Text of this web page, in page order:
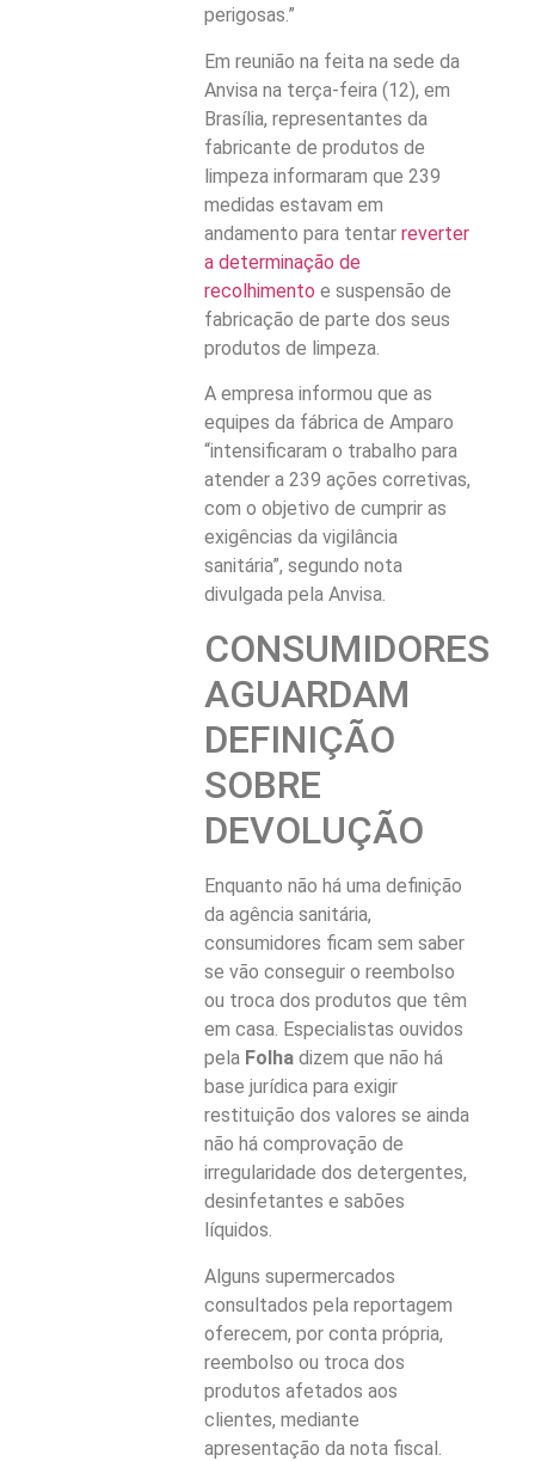
perigosas.”
Em reunião na feita na sede da
Anvisa na terça-feira (12), em
Brasília, representantes da
fabricante de produtos de
limpeza informaram que 239
medidas estavam em
andamento para tentar reverter
a determinação de
recolhimento e suspensão de
fabricação de parte dos seus
produtos de limpeza.
A empresa informou que as
equipes da fábrica de Amparo
“intensificaram o trabalho para
atender a 239 ações corretivas,
com o objetivo de cumprir as
exigências da vigilância
sanitária”, segundo nota
divulgada pela Anvisa.
CONSUMIDORES
AGUARDAM
DEFINIÇÃO
SOBRE
DEVOLUÇÃO
Enquanto não há uma definição
da agência sanitária,
consumidores ficam sem saber
se vão conseguir o reembolso
ou troca dos produtos que têm
em casa. Especialistas ouvidos
pela Folha dizem que não há
base jurídica para exigir
restituição dos valores se ainda
não há comprovação de
irregularidade dos detergentes,
desinfetantes e sabões
líquidos.
Alguns supermercados
consultados pela reportagem
oferecem, por conta própria,
reembolso ou troca dos
produtos afetados aos
clientes, mediante
apresentação da nota fiscal.